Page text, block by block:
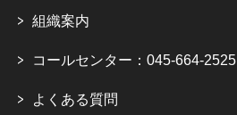
組織案内
コールセンター：045-664-2525
よくある質問